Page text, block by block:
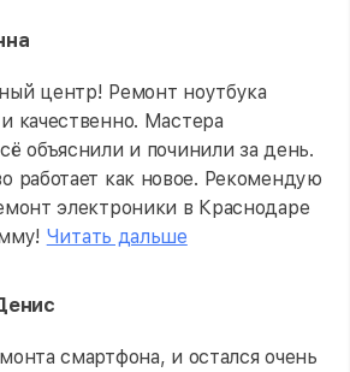
центр! Ремонт ноутбука
качественно. Мастера
объяснили и починили за день.
работает как новое. Рекомендую
электроники в Краснодаре
Читать дальше
смартфона, и остался очень